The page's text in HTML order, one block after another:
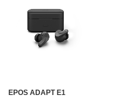
EPOS ADAPT E1